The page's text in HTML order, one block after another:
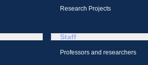
Research Projects
Staff
Professors and researchers